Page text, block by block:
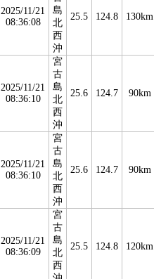
2025/11/21
08:36:08
島
北
西
沖
25.5 124.8 130km
2025/11/21
08:36:10
宮
古
島
北
西
沖
25.6 124.7 90km
2025/11/21
08:36:10
宮
古
島
北
西
沖
25.6 124.7 90km
2025/11/21
08:36:09
宮
古
島
北
西
25.5 124.8 120km